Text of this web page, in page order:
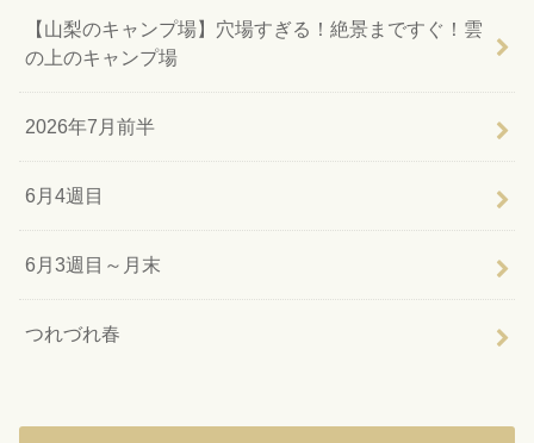
【山梨のキャンプ場】穴場すぎる！絶景まですぐ！雲
の上のキャンプ場
2026年7月前半
6月4週目
6月3週目～月末
つれづれ春